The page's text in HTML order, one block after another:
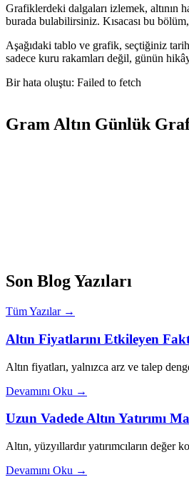
Grafiklerdeki dalgaları izlemek, altının
burada bulabilirsiniz. Kısacası bu bölüm,
Aşağıdaki tablo ve grafik, seçtiğiniz
sadece kuru rakamları değil, günün
Bir hata oluştu: Failed to fetch
Gram Altın Günlük
Son Blog Yazıları
Tüm Yazılar →
Altın Fiyatlarını Etkileyen
Altın fiyatları, yalnızca arz ve talep
Devamını Oku →
Uzun Vadede Altın Yatırımı
Altın, yüzyıllardır yatırımcıların değer
Devamını Oku →